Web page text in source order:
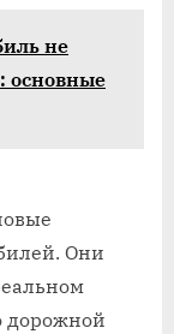
не
основные
Они
дорожной